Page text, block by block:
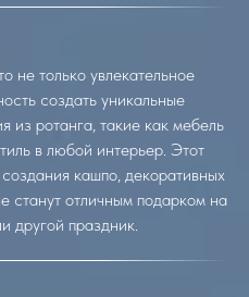
не только увлекательное
создать уникальные
из ротанга, такие как мебель
в любой интерьер. Этот
кашпо, декоративных
станут отличным подарком на
другой праздник.